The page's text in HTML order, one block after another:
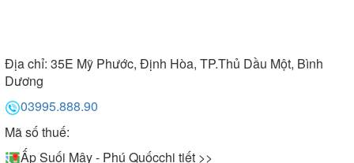
Địa chỉ: 35E Mỹ Phước, Định Hòa, TP.Thủ Dầu Một, Bình
Dương
03995.888.90
Mã số thuế:
Ấp Suối Mây - Phú Quốcchi tiết >>